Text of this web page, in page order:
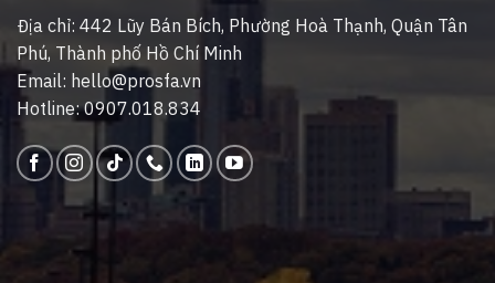
Địa chỉ: 442 Lũy Bán Bích, Phường Hoà Thạnh, Quận Tân
Phú, Thành phố Hồ Chí Minh
Email: hello@prosfa.vn
Hotline: 0907.018.834